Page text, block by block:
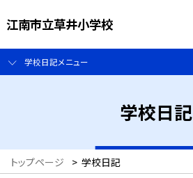
江南市立草井小学校
学校日記メニュー
学校日記
トップページ > 学校日記